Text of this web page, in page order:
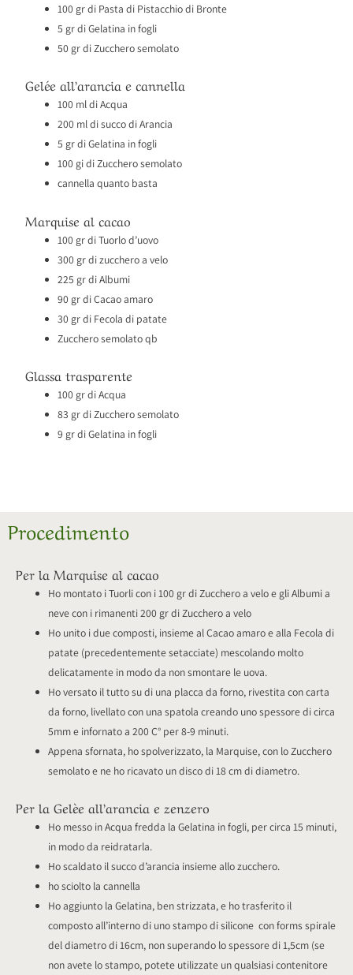
100 gr di Pasta di Pistacchio di Bronte
5 gr di Gelatina in fogli
50 gr di Zucchero semolato
Gelée all’arancia e cannella
100 ml di Acqua
200 ml di succo di Arancia
5 gr di Gelatina in fogli
100 gi di Zucchero semolato
cannella quanto basta
Marquise al cacao
100 gr di Tuorlo d’uovo
300 gr di zucchero a velo
225 gr di Albumi
90 gr di Cacao amaro
30 gr di Fecola di patate
Zucchero semolato qb
Glassa trasparente
100 gr di Acqua
83 gr di Zucchero semolato
9 gr di Gelatina in fogli
Procedimento
Per la Marquise al cacao
Ho montato i Tuorli con i 100 gr di Zucchero a velo e gli Albumi a
neve con i rimanenti 200 gr di Zucchero a velo
Ho unito i due composti, insieme al Cacao amaro e alla Fecola di
patate (precedentemente setacciate) mescolando molto
delicatamente in modo da non smontare le uova.
Ho versato il tutto su di una placca da forno, rivestita con carta
da forno, livellato con una spatola creando uno spessore di circa
5mm e infornato a 200 C° per 8-9 minuti.
Appena sfornata, ho spolverizzato, la Marquise, con lo Zucchero
semolato e ne ho ricavato un disco di 18 cm di diametro.
Per la Gelèe all’arancia e zenzero
Ho messo in Acqua fredda la Gelatina in fogli, per circa 15 minuti,
in modo da reidratarla.
Ho scaldato il succo d’arancia insieme allo zucchero.
ho sciolto la cannella
Ho aggiunto la Gelatina, ben strizzata, e ho trasferito il
composto all’interno di uno stampo di silicone con forms spirale
del diametro di 16cm, non superando lo spessore di 1,5cm (se
non avete lo stampo, potete utilizzate un qualsiasi contenitore